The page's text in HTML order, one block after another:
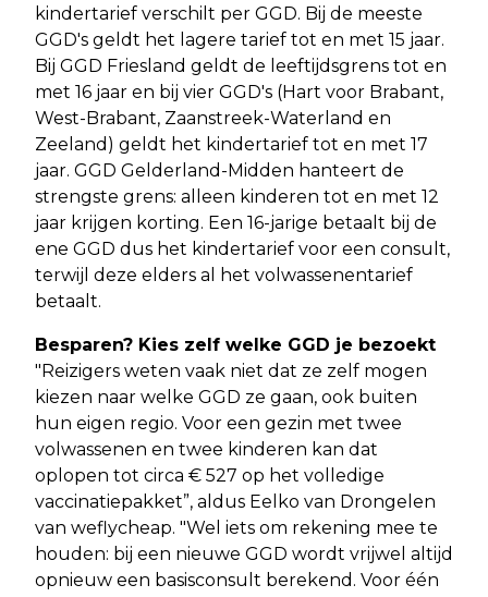
kindertarief verschilt per GGD. Bij de meeste
GGD's geldt het lagere tarief tot en met 15 jaar.
Bij GGD Friesland geldt de leeftijdsgrens tot en
met 16 jaar en bij vier GGD's (Hart voor Brabant,
West-Brabant, Zaanstreek-Waterland en
Zeeland) geldt het kindertarief tot en met 17
jaar. GGD Gelderland-Midden hanteert de
strengste grens: alleen kinderen tot en met 12
jaar krijgen korting. Een 16-jarige betaalt bij de
ene GGD dus het kindertarief voor een consult,
terwijl deze elders al het volwassenentarief
betaalt.
Besparen? Kies zelf welke GGD je bezoekt
"Reizigers weten vaak niet dat ze zelf mogen
kiezen naar welke GGD ze gaan, ook buiten
hun eigen regio. Voor een gezin met twee
volwassenen en twee kinderen kan dat
oplopen tot circa € 527 op het volledige
vaccinatiepakket”, aldus Eelko van Drongelen
van weflycheap. "Wel iets om rekening mee te
houden: bij een nieuwe GGD wordt vrijwel altijd
opnieuw een basisconsult berekend. Voor één